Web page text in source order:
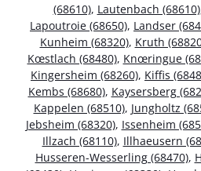
(68610), Lautenbach (68610)
Lapoutroie (68650), Landser
Kunheim (68320), Kruth
Kœstlach (68480), Knœringue
Kingersheim (68260), Kiffis
Kembs (68680), Kaysersberg
Kappelen (68510), Jungholtz
Jebsheim (68320), Issenheim
Illzach (68110), Illhaeusern
Husseren-Wesserling (68470),